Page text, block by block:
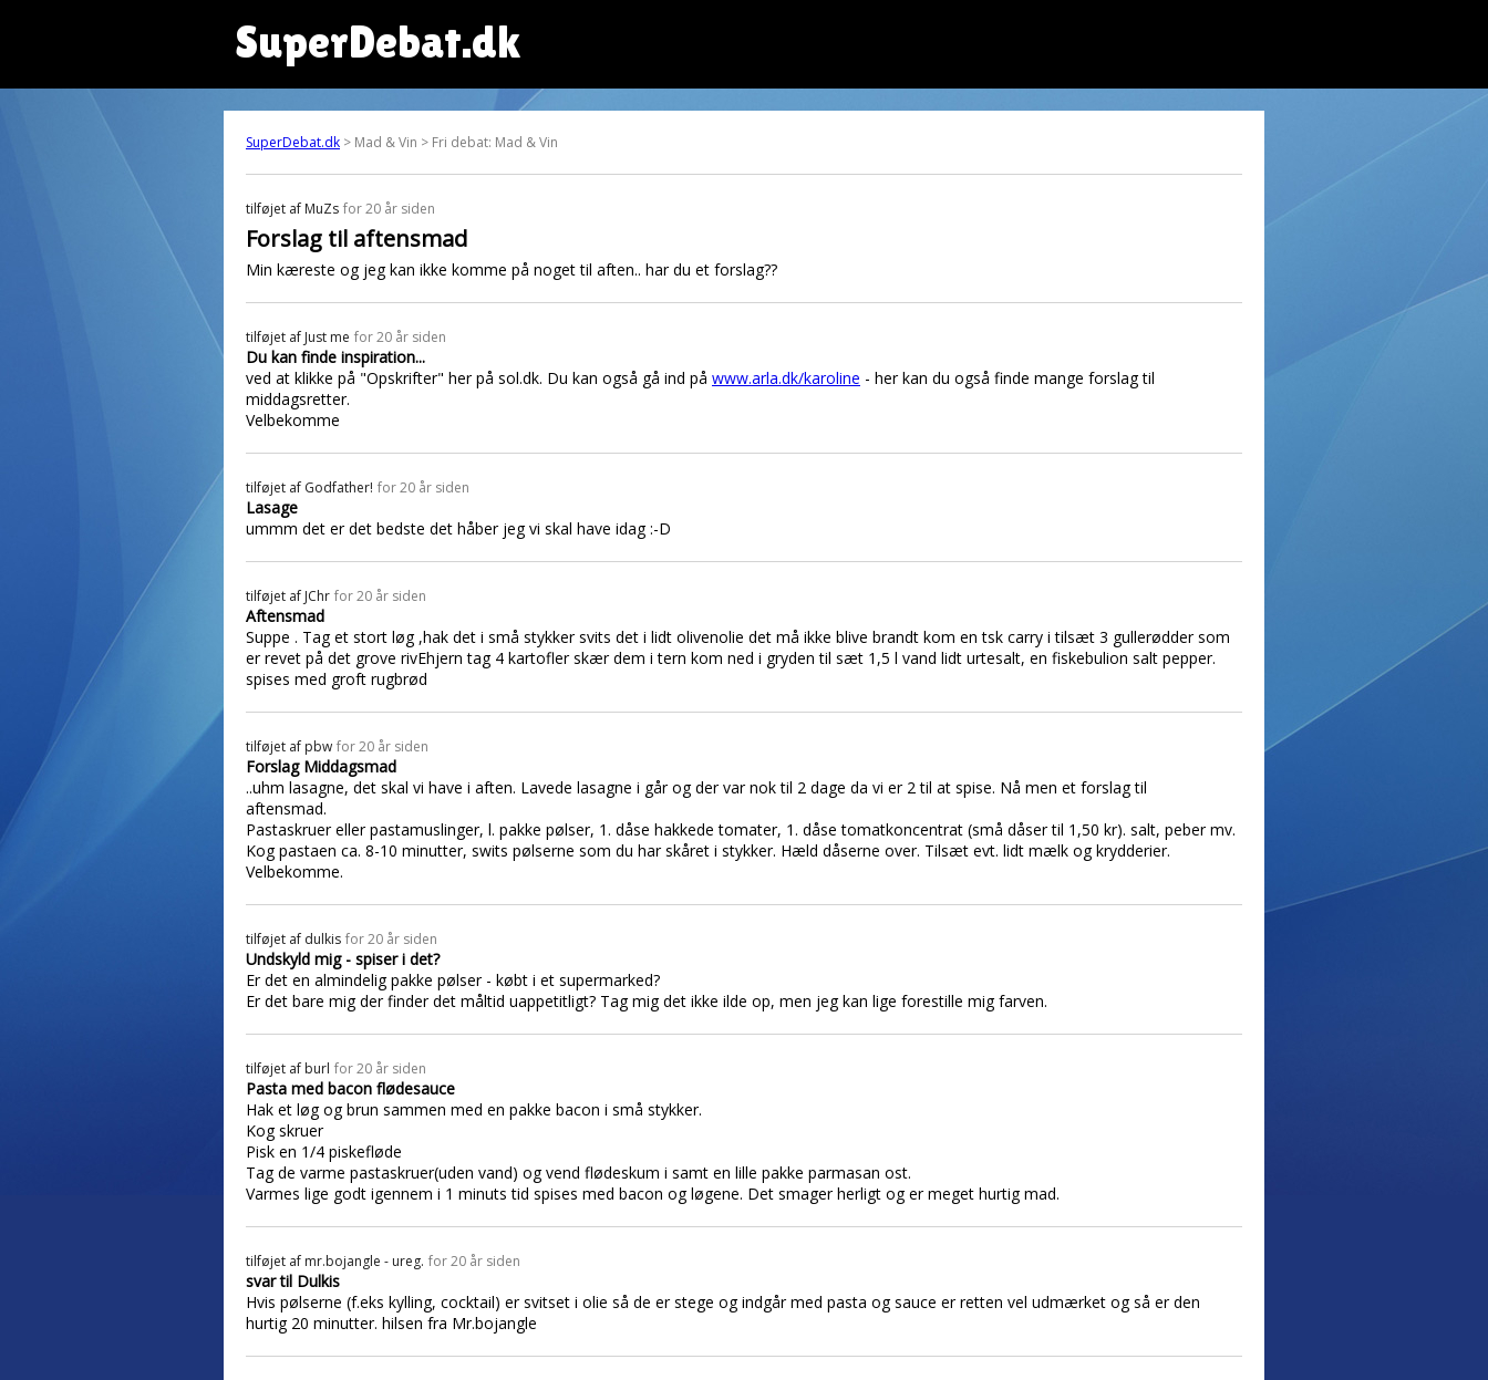
SuperDebat.dk
SuperDebat.dk > Mad & Vin > Fri debat: Mad & Vin
tilføjet af MuZs for 20 år siden
Forslag til aftensmad
Min kæreste og jeg kan ikke komme på noget til aften.. har du et forslag??
tilføjet af Just me for 20 år siden
Du kan finde inspiration...
ved at klikke på "Opskrifter" her på sol.dk. Du kan også gå ind på www.arla.dk/karoline - her kan du også finde mange forslag til
middagsretter.
Velbekomme
tilføjet af Godfather! for 20 år siden
Lasage
ummm det er det bedste det håber jeg vi skal have idag :-D
tilføjet af JChr for 20 år siden
Aftensmad
Suppe . Tag et stort løg ,hak det i små stykker svits det i lidt olivenolie det må ikke blive brandt kom en tsk carry i tilsæt 3 gullerødder som
er revet på det grove rivEhjern tag 4 kartofler skær dem i tern kom ned i gryden til sæt 1,5 l vand lidt urtesalt, en fiskebulion salt pepper.
spises med groft rugbrød
tilføjet af pbw for 20 år siden
Forslag Middagsmad
..uhm lasagne, det skal vi have i aften. Lavede lasagne i går og der var nok til 2 dage da vi er 2 til at spise. Nå men et forslag til
aftensmad.
Pastaskruer eller pastamuslinger, l. pakke pølser, 1. dåse hakkede tomater, 1. dåse tomatkoncentrat (små dåser til 1,50 kr). salt, peber mv.
Kog pastaen ca. 8-10 minutter, swits pølserne som du har skåret i stykker. Hæld dåserne over. Tilsæt evt. lidt mælk og krydderier.
Velbekomme.
tilføjet af dulkis for 20 år siden
Undskyld mig - spiser i det?
Er det en almindelig pakke pølser - købt i et supermarked?
Er det bare mig der finder det måltid uappetitligt? Tag mig det ikke ilde op, men jeg kan lige forestille mig farven.
tilføjet af burl for 20 år siden
Pasta med bacon flødesauce
Hak et løg og brun sammen med en pakke bacon i små stykker.
Kog skruer
Pisk en 1/4 piskefløde
Tag de varme pastaskruer(uden vand) og vend flødeskum i samt en lille pakke parmasan ost.
Varmes lige godt igennem i 1 minuts tid spises med bacon og løgene. Det smager herligt og er meget hurtig mad.
tilføjet af mr.bojangle - ureg. for 20 år siden
svar til Dulkis
Hvis pølserne (f.eks kylling, cocktail) er svitset i olie så de er stege og indgår med pasta og sauce er retten vel udmærket og så er den
hurtig 20 minutter. hilsen fra Mr.bojangle